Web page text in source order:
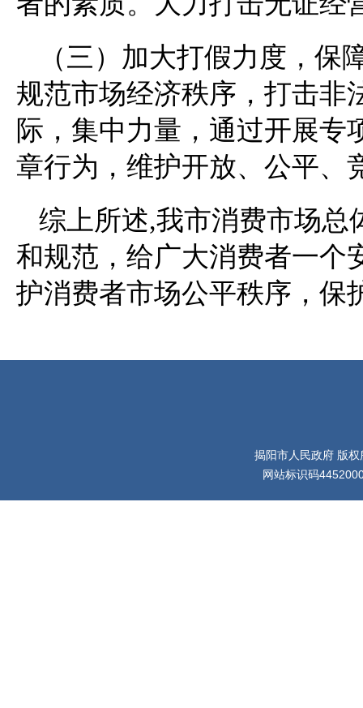
（三）加大打假力度，
规范市场经济秩序，打击非
际，集中力量，通过开展专
章行为，维护开放、公平、
综上所述,我市消费市场总
和规范，给广大消费者一个
护消费者市场公平秩序，保
揭阳市人民政府 版
网站标识码